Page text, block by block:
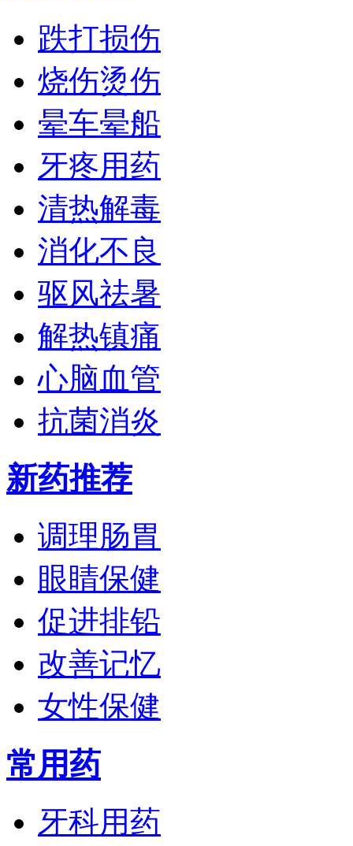
跌打损伤
烧伤烫伤
晕车晕船
牙疼用药
清热解毒
消化不良
驱风祛暑
解热镇痛
心脑血管
抗菌消炎
新药推荐
调理肠胃
眼睛保健
促进排铅
改善记忆
女性保健
常用药
牙科用药